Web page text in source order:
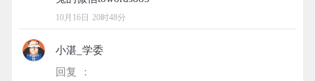
10月16日 20时48分
小湛_学委
回复 ：